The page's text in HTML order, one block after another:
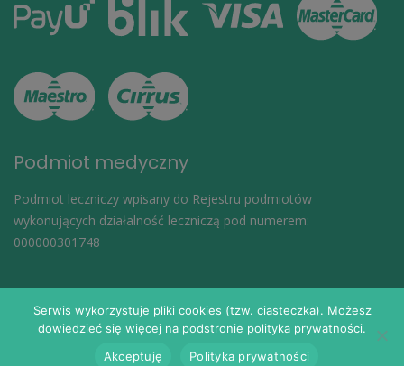
Podmiot medyczny
Podmiot leczniczy wpisany do Rejestru podmiotów
wykonujących działalność leczniczą pod numerem:
000000301748
eDoktorzy.pl . Wszelkie prawa zastrzeżone.
Serwis wykorzystuje pliki cookies (tzw. ciasteczka). Możesz
dowiedzieć się więcej na podstronie polityka prywatności.
Akceptuję
Polityka prywatności